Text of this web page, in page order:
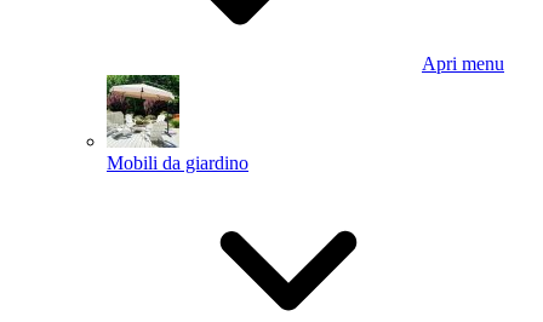
Apri menu
Mobili da giardino